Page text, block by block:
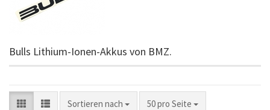
Bulls Lithium-Ionen-Akkus von BMZ.
Sortieren nach
Sortieren nach 50 pro Seite
pro Seite